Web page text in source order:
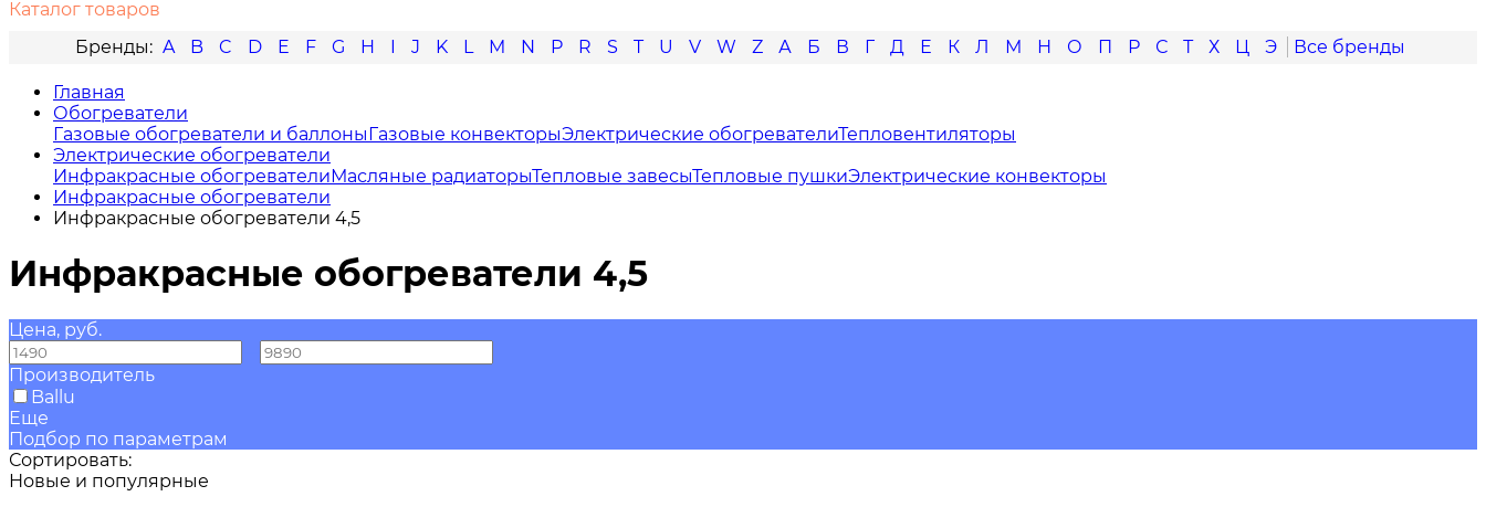
Каталог товаров
A
B C D E F G H I J K L M N P R S T U V W Z А Б В Г Д Е К Л М Н О П Р С Т Х Ц Э
Главная
Обогреватели
Газовые обогреватели и баллоныГазовые конвекторыЭлектрические обогревателиТепловентиляторы
Электрические обогреватели
Инфракрасные обогревателиМасляные радиаторыТепловые завесыТепловые пушкиЭлектрические конвекторы
Инфракрасные обогреватели
Инфракрасные обогреватели 4,5
Инфракрасные обогреватели 4,5
Цена, руб.
Производитель
Ballu
Еще
Подбор по параметрам
Сортировать:
Новые и популярные